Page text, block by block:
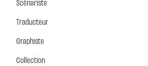
Scénariste
Traducteur
Graphiste
Collection